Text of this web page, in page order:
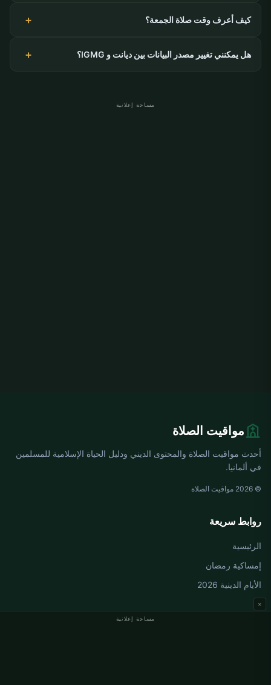
كيف أعرف وقت صلاة الجمعة؟
هل يمكنني تغيير مصدر البيانات بين ديانت و IGMG؟
مساحة إعلانية
مساحة إعلانية
×
مواقيت الصلاة
أحدث مواقيت الصلاة والمحتوى الديني ودليل الحياة الإسلامية للمسلمين
في ألمانيا.
© 2026 مواقيت الصلاة
روابط سريعة
الرئيسية
إمساكية رمضان
الأيام الدينية 2026